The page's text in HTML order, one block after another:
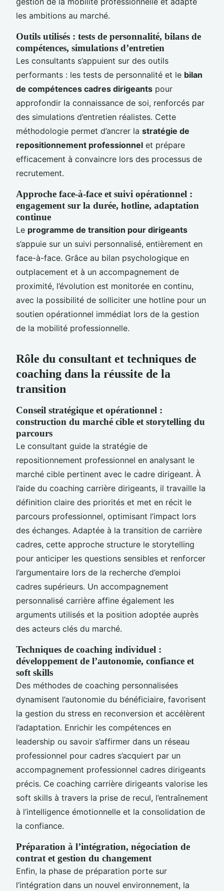
les ambitions au marché.
Outils utilisés : tests de personnalité, bilans de
compétences, simulations d’entretien
Les consultants s’appuient sur des outils
performants : les tests de personnalité et le bilan
de compétences cadres dirigeants pour
approfondir la connaissance de soi, renforcés par
des simulations d’entretien réalistes. Cette
méthodologie permet d’ancrer la stratégie de
repositionnement professionnel et prépare
efficacement à convaincre lors des processus de
recrutement.
Approche face-à-face et suivi opérationnel :
engagement sur la durée, hotline, adaptation
continue
Le programme de transition pour dirigeants
s’appuie sur un suivi personnalisé, entièrement en
face-à-face. Grâce au bilan psychologique en
outplacement et à un accompagnement de
proximité, l’évolution est monitorée en continu,
avec la possibilité de solliciter une hotline pour un
soutien opérationnel immédiat lors de la gestion
de la mobilité professionnelle.
Rôle du consultant et techniques de
coaching dans la réussite de la
transition
Conseil stratégique et opérationnel :
construction du marché cible et storytelling du
parcours
Le consultant guide la stratégie de
repositionnement professionnel en analysant le
marché cible pertinent avec le cadre dirigeant. À
l’aide du coaching carrière dirigeants, il travaille la
définition claire des priorités et met en récit le
parcours professionnel, optimisant l’impact lors
des échanges. Adaptée à la transition de carrière
cadres, cette approche structure le storytelling
pour anticiper les questions sensibles et renforcer
l’argumentaire lors de la recherche d’emploi
cadres supérieurs. Un accompagnement
personnalisé carrière affine également les
arguments utilisés et la position adoptée auprès
des acteurs clés du marché.
Techniques de coaching individuel :
développement de l’autonomie, confiance et
soft skills
Des méthodes de coaching personnalisées
dynamisent l’autonomie du bénéficiaire, favorisent
la gestion du stress en reconversion et accélèrent
l’adaptation. Enrichir les compétences en
leadership ou savoir s’affirmer dans un réseau
professionnel pour cadres s’acquiert par un
accompagnement professionnel cadres dirigeants
précis. Ce coaching carrière dirigeants valorise les
soft skills à travers la prise de recul, l’entraînement
à l’intelligence émotionnelle et la consolidation de
la confiance.
Préparation à l’intégration, négociation de
contrat et gestion du changement
Enfin, la phase de préparation porte sur
l’intégration dans un nouvel environnement, la